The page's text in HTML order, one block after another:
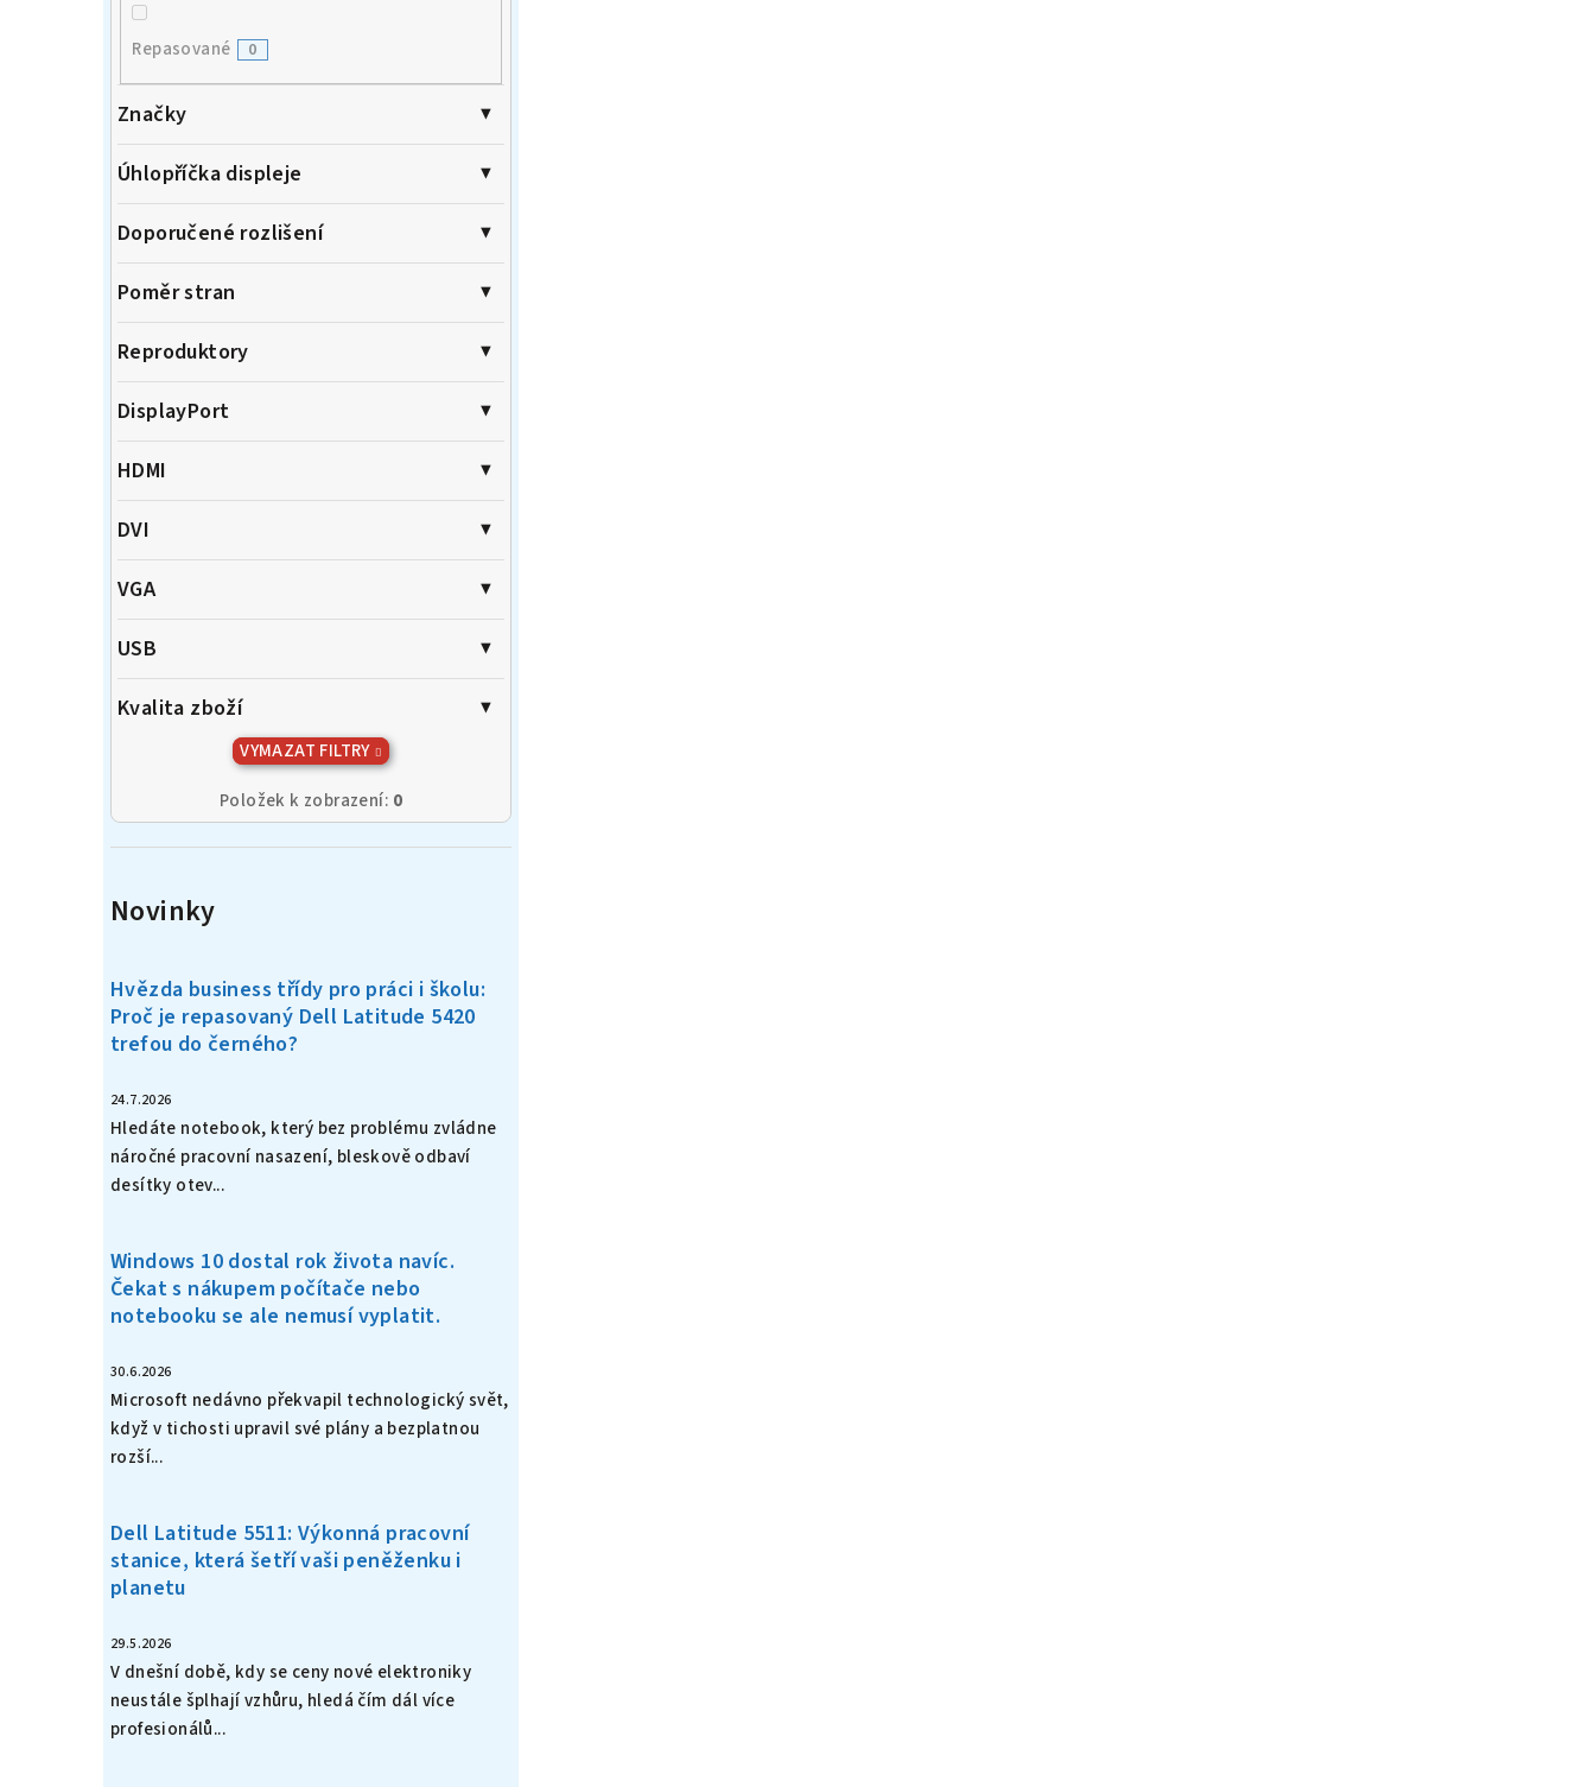
Repasované 0
Značky
Úhlopříčka displeje
Doporučené rozlišení
Poměr stran
Reproduktory
DisplayPort
HDMI
DVI
VGA
USB
Kvalita zboží
VYMAZAT FILTRY
Položek k zobrazení: 0
Novinky
Hvězda business třídy pro práci i školu:
Proč je repasovaný Dell Latitude 5420
trefou do černého?
24.7.2026
Hledáte notebook, který bez problému zvládne
náročné pracovní nasazení, bleskově odbaví
desítky otev...
Windows 10 dostal rok života navíc.
Čekat s nákupem počítače nebo
notebooku se ale nemusí vyplatit.
30.6.2026
Microsoft nedávno překvapil technologický svět,
když v tichosti upravil své plány a bezplatnou
rozší...
Dell Latitude 5511: Výkonná pracovní
stanice, která šetří vaši peněženku i
planetu
29.5.2026
V dnešní době, kdy se ceny nové elektroniky
neustále šplhají vzhůru, hledá čím dál více
profesionálů...